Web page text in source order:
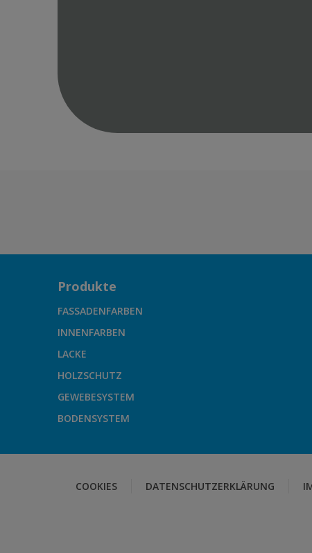
Produkte
FASSADENFARBEN
INNENFARBEN
LACKE
HOLZSCHUTZ
GEWEBESYSTEM
BODENSYSTEM
COOKIES DATENSCHUTZERKLÄRUNG